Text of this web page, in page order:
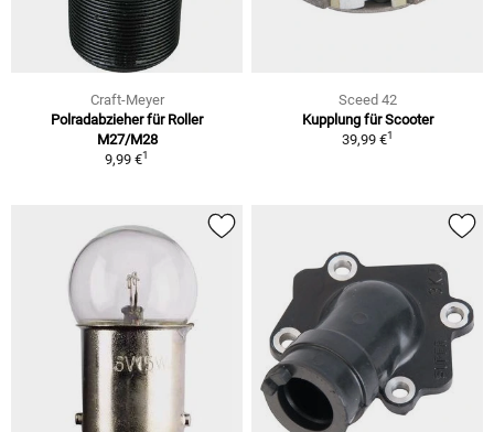
Craft-Meyer
Polradabzieher für Roller
M27/M28
9,99 €1
Sceed 42
Kupplung für Scooter
39,99 €1